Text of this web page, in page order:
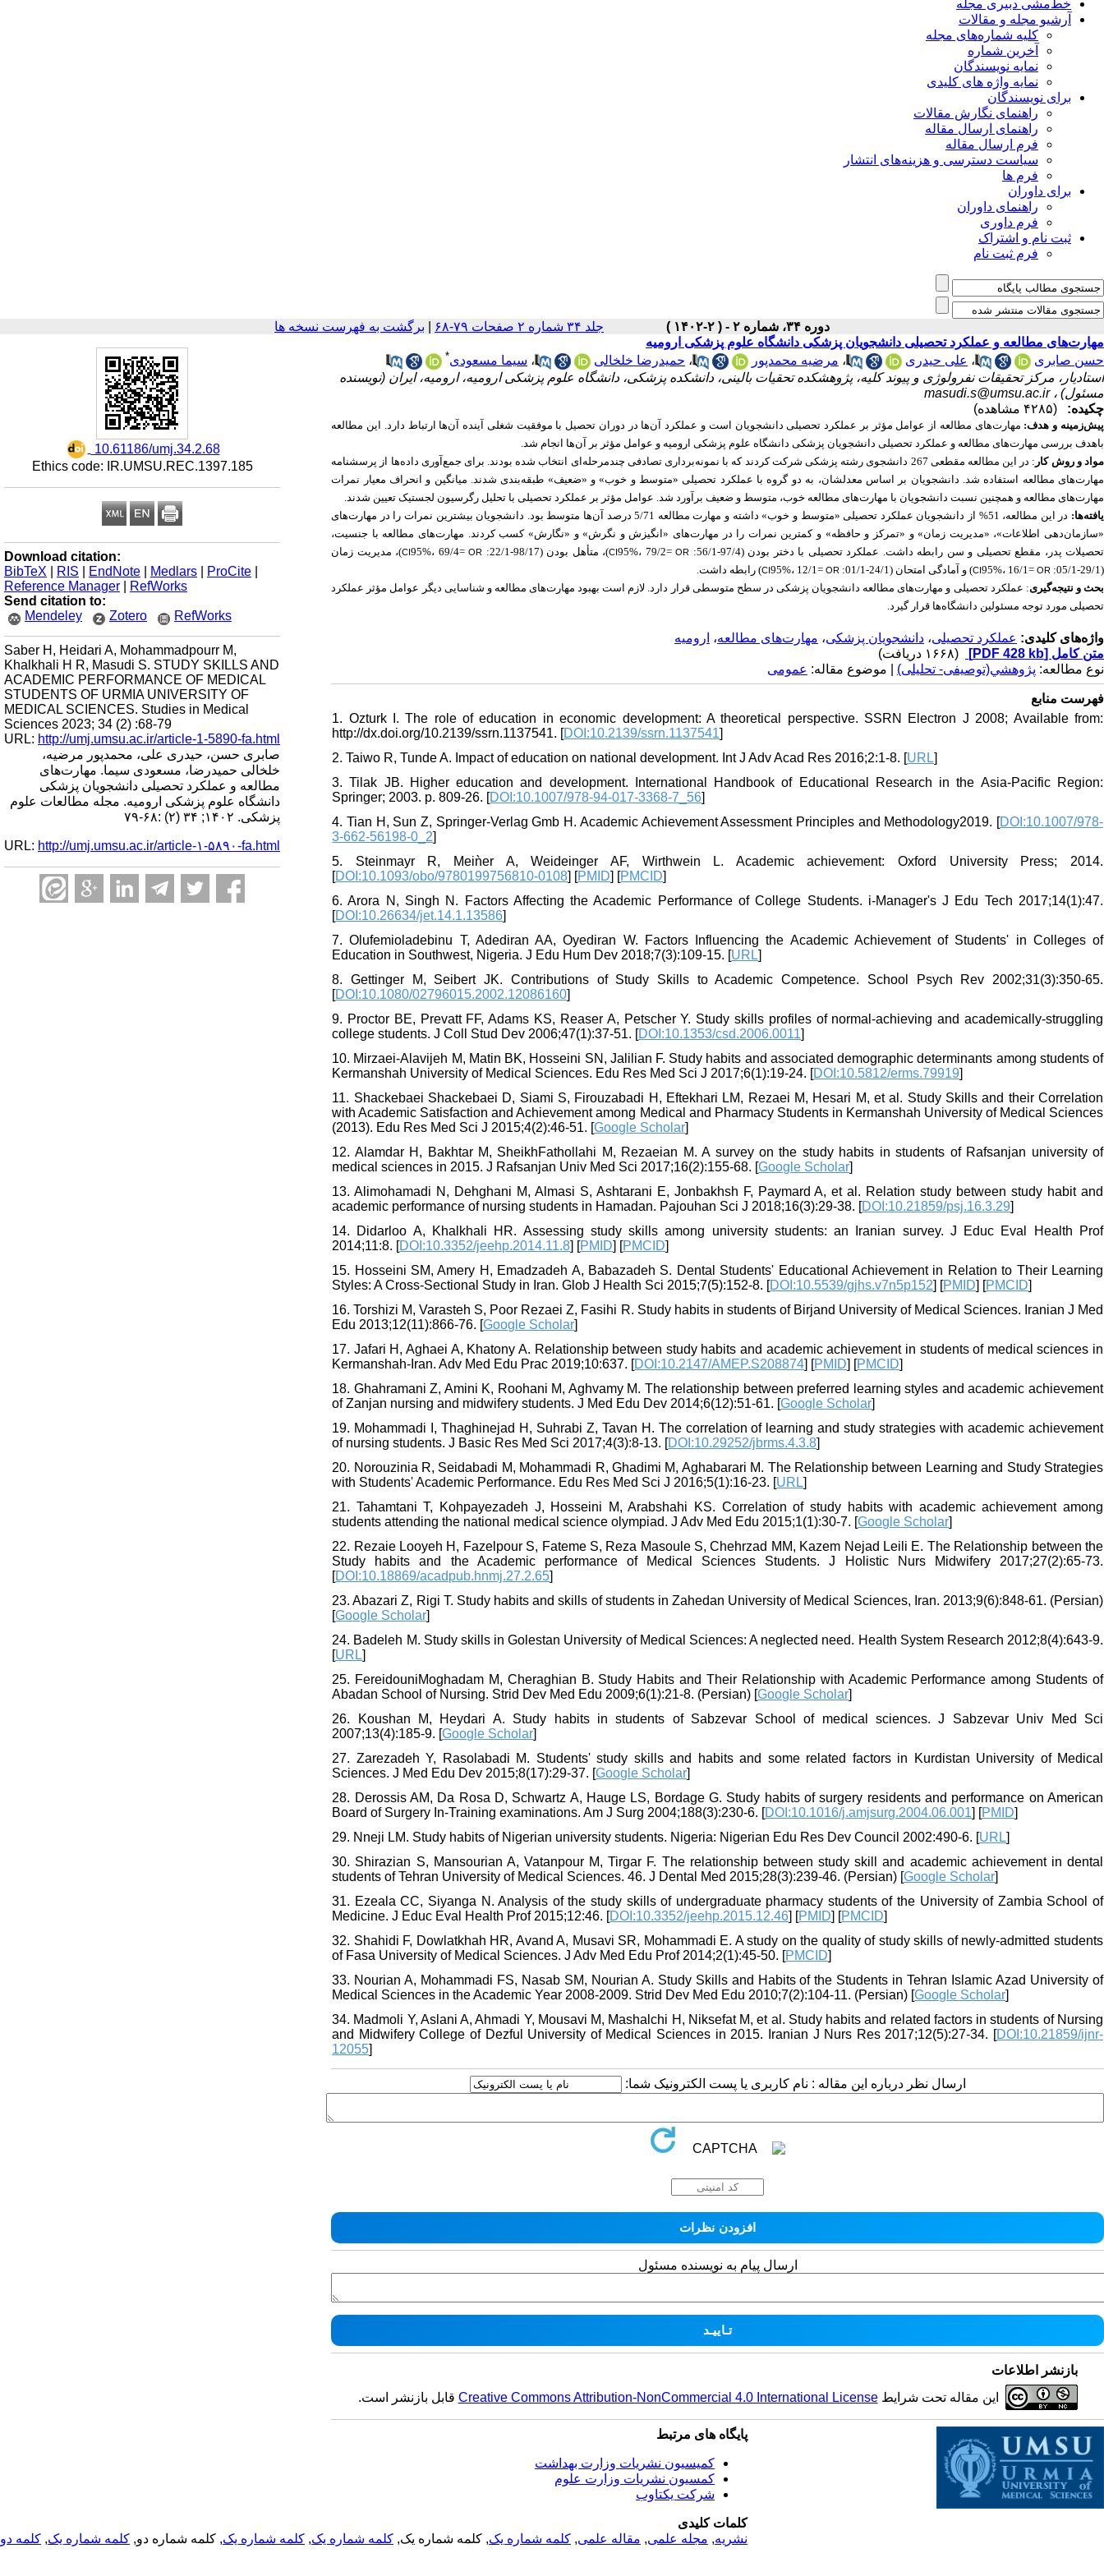
خط‌مشی دبیری مجله
آرشیو مجله و مقالات
کلیه شماره‌های مجله
آخرین شماره
نمایه نویسندگان
نمایه واژه های کلیدی
برای نویسندگان
راهنمای نگارش مقالات
راهنمای ارسال مقاله
فرم ارسال مقاله
سیاست دسترسی و هزینه‌های انتشار
فرم ها
برای داوران
راهنمای داوران
فرم داوری
ثبت نام و اشتراک
فرم ثبت نام
دوره ۳۴، شماره ۲ - ( ۲-۱۴۰۲ ) جلد ۳۴ شماره ۲ صفحات ۷۹-۶۸ برگشت به فهرست نسخه ها
‎ 10.61186/umj.34.2.68
Ethics code: IR.UMSU.REC.1397.185
Download citation:
BibTeX
RIS EndNote Medlars ProCite
Reference Manager
RefWorks
Send citation to:
Mendeley
Zotero RefWorks
Saber H, Heidari A, Mohammadpourr M,
Khalkhali H R, Masudi S. STUDY SKILLS AND
ACADEMIC PERFORMANCE OF MEDICAL
STUDENTS OF URMIA UNIVERSITY OF
MEDICAL SCIENCES. Studies in Medical
Sciences 2023; 34 (2) :68-79
URL: http://umj.umsu.ac.ir/article-1-5890-fa.html
صابری حسن، حیدری علی، محمدپور مرضیه،
خلخالی حمیدرضا، مسعودی سیما. مهارت‌های
مطالعه و عملکرد تحصیلی دانشجویان پزشکی
دانشگاه علوم پزشکی ارومیه. مجله مطالعات علوم
پزشکی. ۱۴۰۲; ۳۴ (۲) :۶۸-۷۹
URL: http://umj.umsu.ac.ir/article-۱-۵۸۹۰-fa.html
مهارت‌های مطالعه و عملکرد تحصیلی دانشجویان پزشکی دانشگاه علوم پزشکی ارومیه
حسن صابری
، علی حیدری ، مرضیه محمدپور ، حمیدرضا خلخالی ، سیما مسعودی*
استادیار، مرکز تحقیقات نفرولوژی و پیوند کلیه، پژوهشکده تحقیات بالینی، دانشکده پزشکی، دانشگاه علوم پزشکی ارومیه، ارومیه، ایران (نویسنده
مسئول) ،masudi.s@umsu.ac.ir
چکیده:
(۴۲۸۵ مشاهده)
پیش‌زمینه و هدف: مهارت‌های مطالعه از عوامل مؤثر بر عملکرد تحصیلی دانشجویان است و عملکرد آن‌ها در دوران تحصیل با موفقیت شغلی آینده آن‌ها ارتباط دارد. این مطالعه
باهدف بررسی مهارت‌های مطالعه و عملکرد تحصیلی دانشجویان پزشکی دانشگاه علوم پزشکی ارومیه و عوامل مؤثر بر آن‌ها انجام شد.
مواد و روش کار : در این مطالعه مقطعی 267 دانشجوی رشته پزشکی شرکت کردند که با نمونه‌برداری تصادفی چندمرحله‌ای انتخاب شده بودند. برای جمع‌آوری داده‌ها از پرسشنامه
مهارت‌های مطالعه استفاده شد. دانشجویان بر اساس معدلشان، به دو گروه با عملکرد تحصیلی «متوسط و خوب» و «ضعیف» طبقه‌بندی شدند. میانگین و انحراف معیار نمرات
مهارت‌های مطالعه و همچنین نسبت دانشجویان با مهارت‌های مطالعه خوب، متوسط و ضعیف برآورد شد. عوامل مؤثر بر عملکرد تحصیلی با تحلیل رگرسیون لجستیک تعیین شدند.
یافته‌ها: در این مطالعه،
51% از دانشجویان عملکرد تحصیلی «متوسط و خوب» داشته و مهارت مطالعه 5/71 درصد آن‌ها متوسط بود. دانشجویان بیشترین نمرات را در مهارت‌های
«سازمان‌دهی اطلاعات»، «مدیریت زمان» و «تمرکز و حافظه» و کمترین نمرات را در مهارت‌های «انگیزش و نگرش» و «نگارش» کسب کردند. مهارت‌های مطالعه با جنسیت،
تحصیلات پدر، مقطع تحصیلی و سن رابطه داشت. عملکرد تحصیلی با دختر بودن (97/4-56/1:
CI95%، 79/2=OR )، متأهل بودن (98/17-22/1: CI95%، 69/4=OR
)، مدیریت زمان
(29/1-05/1:
CI95%، 16/1= OR ) و آمادگی امتحان (24/1-01/1: CI95%، 12/1= OR
) رابطه داشت.
بحث و نتیجه‌گیری: عملکرد تحصیلی و مهارت‌های مطالعه دانشجویان پزشکی در سطح متوسطی قرار دارد. لازم است بهبود مهارت‌های مطالعه و شناسایی دیگر عوامل مؤثر عملکرد
تحصیلی مورد توجه مسئولین دانشگاه‌ها قرار گیرد.
واژه‌های کلیدی: عملکرد تحصیلی، دانشجویان پزشکی، مهارت‌های مطالعه، ارومیه
متن کامل [PDF 428 kb]
(۱۶۶۸ دریافت)
نوع مطالعه: پژوهشي(توصیفی- تحلیلی) | موضوع مقاله: عمومى
فهرست منابع
1. Ozturk I. The role of education in economic development: A theoretical perspective. SSRN Electron J 2008; Available from:
http://dx.doi.org/10.2139/ssrn.1137541. [DOI:10.2139/ssrn.1137541]
2. Taiwo R, Tunde A. Impact of education on national development. Int J Adv Acad Res 2016;2:1-8. [URL]
3. Tilak JB. Higher education and development. International Handbook of Educational Research in the Asia-Pacific Region:
Springer; 2003. p. 809-26. [DOI:10.1007/978-94-017-3368-7_56]
4. Tian H, Sun Z, Springer-Verlag Gmb H. Academic Achievement Assessment Principles and Methodology2019. [DOI:10.1007/978-
3-662-56198-0_2]
5. Steinmayr R, Meiǹer A, Weideinger AF, Wirthwein L. Academic achievement: Oxford University Press; 2014.
[DOI:10.1093/obo/9780199756810-0108] [PMID] [PMCID]
6. Arora N, Singh N. Factors Affecting the Academic Performance of College Students. i-Manager's J Edu Tech 2017;14(1):47.
[DOI:10.26634/jet.14.1.13586]
7. Olufemioladebinu T, Adediran AA, Oyediran W. Factors Influencing the Academic Achievement of Students' in Colleges of
Education in Southwest, Nigeria. J Edu Hum Dev 2018;7(3):109-15. [URL]
8. Gettinger M, Seibert JK. Contributions of Study Skills to Academic Competence. School Psych Rev 2002;31(3):350-65.
[DOI:10.1080/02796015.2002.12086160]
9. Proctor BE, Prevatt FF, Adams KS, Reaser A, Petscher Y. Study skills profiles of normal-achieving and academically-struggling
college students. J Coll Stud Dev 2006;47(1):37-51. [DOI:10.1353/csd.2006.0011]
10. Mirzaei-Alavijeh M, Matin BK, Hosseini SN, Jalilian F. Study habits and associated demographic determinants among students of
Kermanshah University of Medical Sciences. Edu Res Med Sci J 2017;6(1):19-24. [DOI:10.5812/erms.79919]
11. Shackebaei Shackebaei D, Siami S, Firouzabadi H, Eftekhari LM, Rezaei M, Hesari M, et al. Study Skills and their Correlation
with Academic Satisfaction and Achievement among Medical and Pharmacy Students in Kermanshah University of Medical Sciences
(2013). Edu Res Med Sci J 2015;4(2):46-51. [Google Scholar]
12. Alamdar H, Bakhtar M, SheikhFathollahi M, Rezaeian M. A survey on the study habits in students of Rafsanjan university of
medical sciences in 2015. J Rafsanjan Univ Med Sci 2017;16(2):155-68. [Google Scholar]
13. Alimohamadi N, Dehghani M, Almasi S, Ashtarani E, Jonbakhsh F, Paymard A, et al. Relation study between study habit and
academic performance of nursing students in Hamadan. Pajouhan Sci J 2018;16(3):29-38. [DOI:10.21859/psj.16.3.29]
14. Didarloo A, Khalkhali HR. Assessing study skills among university students: an Iranian survey. J Educ Eval Health Prof
2014;11:8. [DOI:10.3352/jeehp.2014.11.8] [PMID] [PMCID]
15. Hosseini SM, Amery H, Emadzadeh A, Babazadeh S. Dental Students' Educational Achievement in Relation to Their Learning
Styles: A Cross-Sectional Study in Iran. Glob J Health Sci 2015;7(5):152-8. [DOI:10.5539/gjhs.v7n5p152] [PMID] [PMCID]
16. Torshizi M, Varasteh S, Poor Rezaei Z, Fasihi R. Study habits in students of Birjand University of Medical Sciences. Iranian J Med
Edu 2013;12(11):866-76. [Google Scholar]
17. Jafari H, Aghaei A, Khatony A. Relationship between study habits and academic achievement in students of medical sciences in
Kermanshah-Iran. Adv Med Edu Prac 2019;10:637. [DOI:10.2147/AMEP.S208874] [PMID] [PMCID]
18. Ghahramani Z, Amini K, Roohani M, Aghvamy M. The relationship between preferred learning styles and academic achievement
of Zanjan nursing and midwifery students. J Med Edu Dev 2014;6(12):51-61. [Google Scholar]
19. Mohammadi I, Thaghinejad H, Suhrabi Z, Tavan H. The correlation of learning and study strategies with academic achievement
of nursing students. J Basic Res Med Sci 2017;4(3):8-13. [DOI:10.29252/jbrms.4.3.8]
20. Norouzinia R, Seidabadi M, Mohammadi R, Ghadimi M, Aghabarari M. The Relationship between Learning and Study Strategies
with Students' Academic Performance. Edu Res Med Sci J 2016;5(1):16-23. [URL]
21. Tahamtani T, Kohpayezadeh J, Hosseini M, Arabshahi KS. Correlation of study habits with academic achievement among
students attending the national medical science olympiad. J Adv Med Edu 2015;1(1):30-7. [Google Scholar]
22. Rezaie Looyeh H, Fazelpour S, Fateme S, Reza Masoule S, Chehrzad MM, Kazem Nejad Leili E. The Relationship between the
Study habits and the Academic performance of Medical Sciences Students. J Holistic Nurs Midwifery 2017;27(2):65-73.
[DOI:10.18869/acadpub.hnmj.27.2.65]
23. Abazari Z, Rigi T. Study habits and skills of students in Zahedan University of Medical Sciences, Iran. 2013;9(6):848-61. (Persian)
[Google Scholar]
24. Badeleh M. Study skills in Golestan University of Medical Sciences: A neglected need. Health System Research 2012;8(4):643-9.
[URL]
25. FereidouniMoghadam M, Cheraghian B. Study Habits and Their Relationship with Academic Performance among Students of
Abadan School of Nursing. Strid Dev Med Edu 2009;6(1):21-8. (Persian) [Google Scholar]
26. Koushan M, Heydari A. Study habits in students of Sabzevar School of medical sciences. J Sabzevar Univ Med Sci
2007;13(4):185-9. [Google Scholar]
27. Zarezadeh Y, Rasolabadi M. Students' study skills and habits and some related factors in Kurdistan University of Medical
Sciences. J Med Edu Dev 2015;8(17):29-37. [Google Scholar]
28. Derossis AM, Da Rosa D, Schwartz A, Hauge LS, Bordage G. Study habits of surgery residents and performance on American
Board of Surgery In-Training examinations. Am J Surg 2004;188(3):230-6. [DOI:10.1016/j.amjsurg.2004.06.001] [PMID]
29. Nneji LM. Study habits of Nigerian university students. Nigeria: Nigerian Edu Res Dev Council 2002:490-6. [URL]
30. Shirazian S, Mansourian A, Vatanpour M, Tirgar F. The relationship between study skill and academic achievement in dental
students of Tehran University of Medical Sciences. 46. J Dental Med 2015;28(3):239-46. (Persian) [Google Scholar]
31. Ezeala CC, Siyanga N. Analysis of the study skills of undergraduate pharmacy students of the University of Zambia School of
Medicine. J Educ Eval Health Prof 2015;12:46. [DOI:10.3352/jeehp.2015.12.46] [PMID] [PMCID]
32. Shahidi F, Dowlatkhah HR, Avand A, Musavi SR, Mohammadi E. A study on the quality of study skills of newly-admitted students
of Fasa University of Medical Sciences. J Adv Med Edu Prof 2014;2(1):45-50. [PMCID]
33. Nourian A, Mohammadi FS, Nasab SM, Nourian A. Study Skills and Habits of the Students in Tehran Islamic Azad University of
Medical Sciences in the Academic Year 2008-2009. Strid Dev Med Edu 2010;7(2):104-11. (Persian) [Google Scholar]
34. Madmoli Y, Aslani A, Ahmadi Y, Mousavi M, Mashalchi H, Niksefat M, et al. Study habits and related factors in students of Nursing
and Midwifery College of Dezful University of Medical Sciences in 2015. Iranian J Nurs Res 2017;12(5):27-34. [DOI:10.21859/ijnr-
12055]
ارسال نظر درباره این مقاله : نام کاربری یا پست الکترونیک شما:
ارسال پیام به نویسنده مسئول
بازنشر اطلاعات
این مقاله تحت شرایطCreative Commons Attribution-NonCommercial 4.0 International License قابل بازنشر است.
پایگاه های مرتبط
کمیسیون نشریات وزارت بهداشت
کمسیون نشریات وزارت علوم
شرکت یکتاوب
کلمات کلیدی
نشریه, مجله علمی, مقاله علمی, کلمه شماره یک, کلمه شماره یک, کلمه شماره یک, کلمه شماره یک, کلمه شماره دو, کلمه شماره یک, کلمه دو